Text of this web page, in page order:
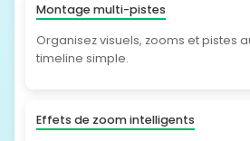
Montage multi-pistes
Organisez visuels, zooms et pistes
timeline simple.
Effets de zoom intelligents